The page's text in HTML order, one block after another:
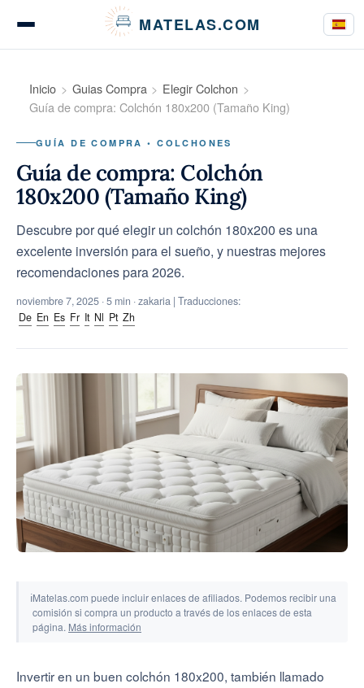
MATELAS.COM
Pruebas de colchones
Guías de compra
Consejos
Herramientas y simuladores
Inicio Guias Compra
Elegir Colchon
Guía de compra: Colchón 180x200 (Tamaño King)
GUÍA DE COMPRA • COLCHONES
Guía de compra: Colchón
180x200 (Tamaño King)
Descubre por qué elegir un colchón 180x200 es una
excelente inversión para el sueño, y nuestras mejores
recomendaciones para 2026.
noviembre 7, 2025 · 5 min · zakaria | Traducciones:
De En Es Fr It Nl Pt Zh
ℹMatelas.com puede incluir enlaces de afiliados. Podemos recibir una
comisión si compra un producto a través de los enlaces de esta
página. Más información
Invertir en un buen colchón 180x200, también llamado
Panel de gestión de cookies